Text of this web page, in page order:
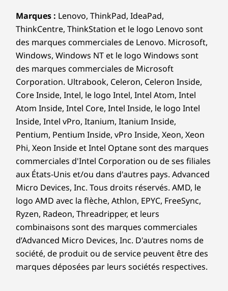
Marques : Lenovo, ThinkPad, IdeaPad,
ThinkCentre, ThinkStation et le logo Lenovo sont
des marques commerciales de Lenovo. Microsoft,
Windows, Windows NT et le logo Windows sont
des marques commerciales de Microsoft
Corporation. Ultrabook, Celeron, Celeron Inside,
Core Inside, Intel, le logo Intel, Intel Atom, Intel
Atom Inside, Intel Core, Intel Inside, le logo Intel
Inside, Intel vPro, Itanium, Itanium Inside,
Pentium, Pentium Inside, vPro Inside, Xeon, Xeon
Phi, Xeon Inside et Intel Optane sont des marques
commerciales d'Intel Corporation ou de ses filiales
aux États-Unis et/ou dans d'autres pays. Advanced
Micro Devices, Inc. Tous droits réservés. AMD, le
logo AMD avec la flèche, Athlon, EPYC, FreeSync,
Ryzen, Radeon, Threadripper, et leurs
combinaisons sont des marques commerciales
d’Advanced Micro Devices, Inc. D'autres noms de
société, de produit ou de service peuvent être des
marques déposées par leurs sociétés respectives.